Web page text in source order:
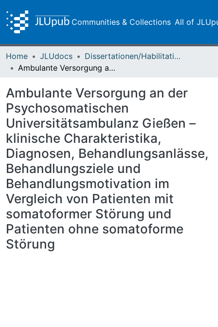
Communities & Collections All of
Home JLUdocs
Dissertationen/Habilitationen
Ambulante Versorgung an der Psychosomatischen Universitätsambulanz Gießen – klinische Charakteristika, Diagnosen, Behandlungsanlässe, Behandlungsziele und Behandlungsmotivation im Vergleich von Patienten mit somatoformer Störung und Patienten ohne somatoforme Störung
Ambulante Versorgung an der
Psychosomatischen
Universitätsambulanz Gießen –
klinische Charakteristika,
Diagnosen, Behandlungsanlässe,
Behandlungsziele und
Behandlungsmotivation im
Vergleich von Patienten mit
somatoformer Störung und
Patienten ohne somatoforme
Störung